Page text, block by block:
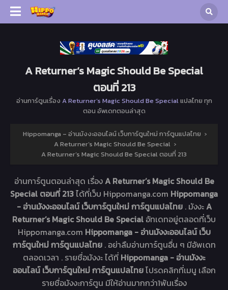
A Returner’s Magic Should Be Special
ตอนที่ 213
อ่านการ์ตูนเรื่อง A Returner’s Magic Should Be Specialแปลไทย ทุก
ตอน อัพเดทตอนล่าสุด
Hippomanga – อ่านมังงะออนไลน์ เว็บการ์ตูนใหม่ การ์ตูนแปลไทย ›
A Returner’s Magic Should Be Special ›
A Returner’s Magic Should Be Special ตอนที่ 213
อ่านการ์ตูนตอนล่าสุด เรื่องA Returner’s Magic Should Be
Special ตอนที่ 213ได้ที่เว็บ Hippomanga.com Hippomanga
- อ่านมังงะออนไลน์ เว็บการ์ตูนใหม่ การ์ตูนแปลไทย . มังงะA
Returner’s Magic Should Be Special อัทเดทอยู่ตลอดที่เว็บ
Hippomanga.com Hippomanga - อ่านมังงะออนไลน์ เว็บ
การ์ตูนใหม่ การ์ตูนแปลไทย . อย่าลืมอ่านการ์ตูนอื่น ๆ มีอัพเดท
ตลอดเวลา . รายชื่อมังงะ ได้ที่ Hippomanga - อ่านมังงะ
ออนไลน์ เว็บการ์ตูนใหม่ การ์ตูนแปลไทยโปรดคลิกที่เมนู เลือก
รายชื่อมังงะการ์ตูน มีให้อ่านมากกว่า1พันเรื่อง